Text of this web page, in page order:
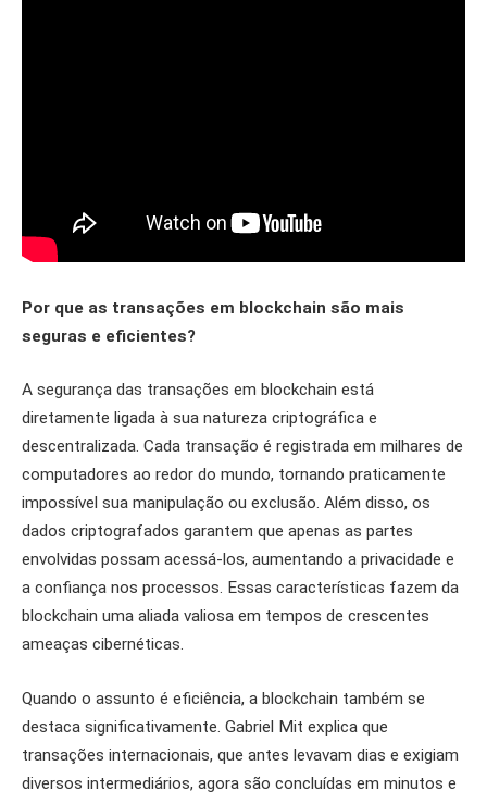
Por que as transações em blockchain são mais
seguras e eficientes?
A segurança das transações em blockchain está
diretamente ligada à sua natureza criptográfica e
descentralizada. Cada transação é registrada em milhares de
computadores ao redor do mundo, tornando praticamente
impossível sua manipulação ou exclusão. Além disso, os
dados criptografados garantem que apenas as partes
envolvidas possam acessá-los, aumentando a privacidade e
a confiança nos processos. Essas características fazem da
blockchain uma aliada valiosa em tempos de crescentes
ameaças cibernéticas.
Quando o assunto é eficiência, a blockchain também se
destaca significativamente. Gabriel Mit explica que
transações internacionais, que antes levavam dias e exigiam
diversos intermediários, agora são concluídas em minutos e